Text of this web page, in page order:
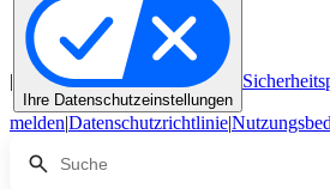
|
Ihre Datenschutzeinstellungen
melden|Datenschutzrichtlinie|